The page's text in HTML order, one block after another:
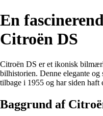
En
Citroën DS
Citroën DS er et ikonisk
bilhistorien. Denne elegante
tilbage i 1955 og har siden
Baggrund af